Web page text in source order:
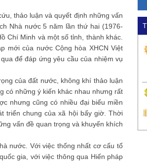
thảo luận và quyết định những vấn
Nhà nước 5 năm lần thứ hai (1976-
Chí Minh và một số tỉnh, thành khác.
mới của nước Cộng hòa XHCN Việt
để đáp ứng yêu cầu của nhiệm vụ
của đất nước, không khí thảo luận
có những ý kiến khác nhau nhưng rất
nhưng cũng có nhiều đại biểu miền
triển chung của xã hội bấy giờ. Thời
vấn đề quan trọng và khuyến khích
nước. Với việc thống nhất cơ cấu tổ
gia, với việc thông qua Hiến pháp